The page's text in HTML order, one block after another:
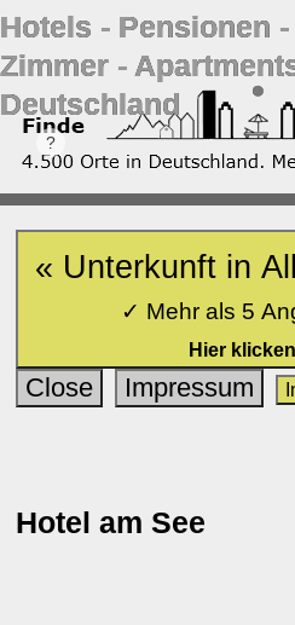
Hotels ‐ Pensionen ‐
Zimmer ‐
Deutschland
« Unterkunft in
✓ Mehr als 5
Hier klicken
Close Impressum
Hotel am See